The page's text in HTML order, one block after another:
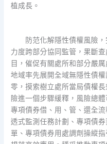
植成長。
防范化解隱性債權風險，
力度跨部分協同監管，果斷
目，催促有關處所和部分嚴
地域率先展開全域無隱性債
零，摸索樹立處所當局債權
險進一個步驟緩釋，風險總
專項債券借、用、管、還全
透式監測任務計劃、專項債
單、專項債券用處調劑操縱